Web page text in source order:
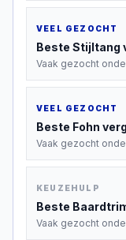
VEEL GEZOCHT
Beste Stijltang
Vaak gezocht
VEEL GEZOCHT
Beste Fohn
Vaak gezocht
KEUZEHULP
Beste
Vaak gezocht